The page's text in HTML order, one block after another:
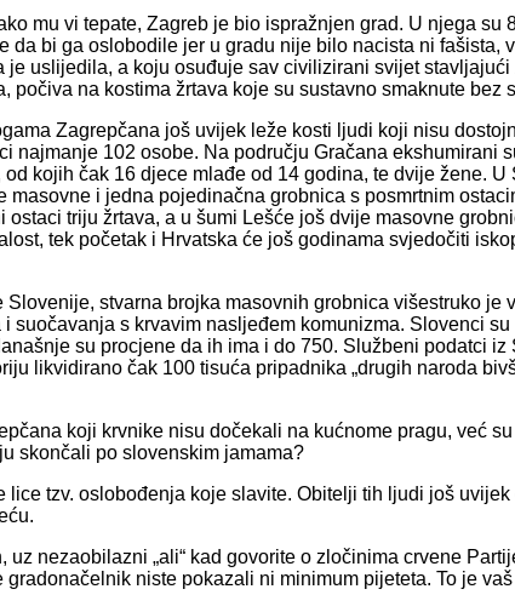
mu vi tepate, Zagreb je bio ispražnjen grad. U njega su
da bi ga oslobodile jer u gradu nije bilo nacista ni fašista,
je uslijedila, a koju osuđuje sav civilizirani svijet stavljajući
počiva na kostima žrtava koje su sustavno smaknute bez
Zagrepčana još uvijek leže kosti ljudi koji nisu
najmanje 102 osobe. Na području Gračana ekshumirani
kojih čak 16 djece mlađe od 14 godina, te dvije žene. U
masovne i jedna pojedinačna grobnica s posmrtnim
triju žrtava, a u šumi Lešće još dvije masovne
tek početak i Hrvatska će još godinama svjedočiti
stvarna brojka masovnih grobnica višestruko je
suočavanja s krvavim nasljeđem komunizma. Slovenci su
su procjene da ih ima i do 750. Službeni podatci iz
likvidirano čak 100 tisuća pripadnika „drugih naroda
koji krvnike nisu dočekali na kućnome pragu, već
skončali po slovenskim jamama?
lice tzv. oslobođenja koje slavite. Obitelji tih ljudi još
nezaobilazni „ali“ kad govorite o zločinima crvene
niste pokazali ni minimum pijeteta. To je